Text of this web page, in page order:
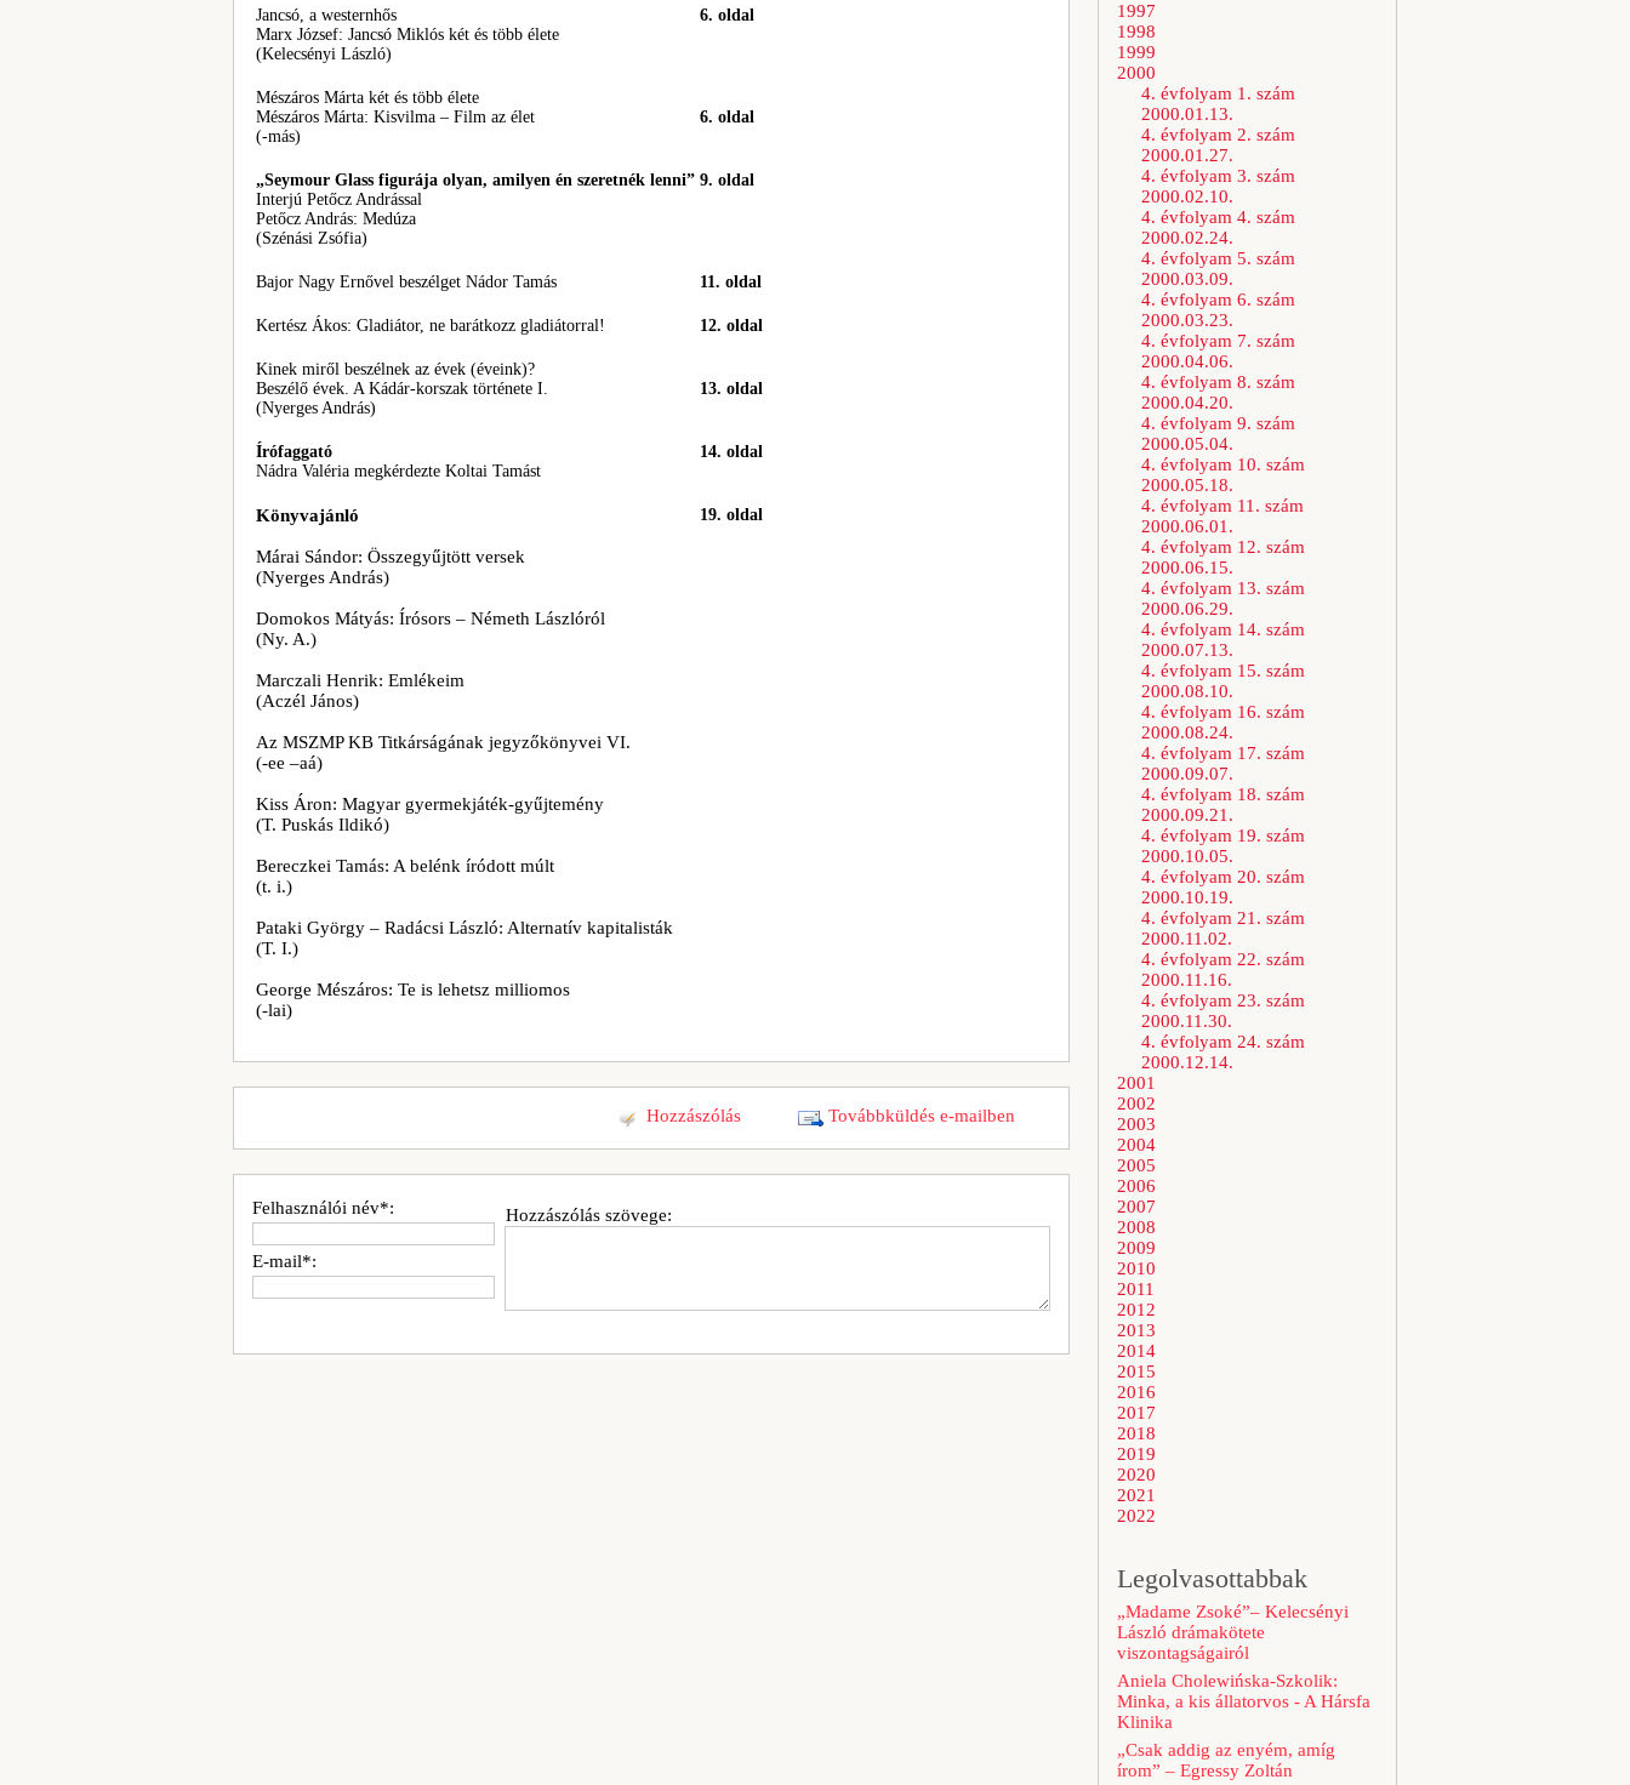
Jancsó, a westernhős
Marx József: Jancsó Miklós két és több élete
(Kelecsényi László)
6. oldal
Mészáros Márta két és több élete
Mészáros Márta: Kisvilma – Film az élet
(-más)
6. oldal
„Seymour Glass figurája olyan, amilyen én szeretnék lenni”
Interjú Petőcz Andrással
Petőcz András: Medúza
(Szénási Zsófia)
9. oldal
Bajor Nagy Ernővel beszélget Nádor Tamás 11. oldal
Kertész Ákos: Gladiátor, ne barátkozz gladiátorral! 12. oldal
Kinek miről beszélnek az évek (éveink)?
Beszélő évek. A Kádár-korszak története I.
(Nyerges András)
13. oldal
Írófaggató
Nádra Valéria megkérdezte Koltai Tamást
14. oldal
Könyvajánló
Márai Sándor: Összegyűjtött versek
(Nyerges András)
Domokos Mátyás: Írósors – Németh Lászlóról
(Ny. A.)
Marczali Henrik: Emlékeim
(Aczél János)
Az MSZMP KB Titkárságának jegyzőkönyvei VI.
(-ee –aá)
Kiss Áron: Magyar gyermekjáték-gyűjtemény
(T. Puskás Ildikó)
Bereczkei Tamás: A belénk íródott múlt
(t. i.)
Pataki György – Radácsi László: Alternatív kapitalisták
(T. I.)
George Mészáros: Te is lehetsz milliomos
(-lai)
19. oldal
Továbbküldés e-mailben
Hozzászólás
Hozzászólás szövege:
Felhasználói név*:
E-mail*:
1997
1998
1999
2000
4. évfolyam 1. szám
2000.01.13.
4. évfolyam 2. szám
2000.01.27.
4. évfolyam 3. szám
2000.02.10.
4. évfolyam 4. szám
2000.02.24.
4. évfolyam 5. szám
2000.03.09.
4. évfolyam 6. szám
2000.03.23.
4. évfolyam 7. szám
2000.04.06.
4. évfolyam 8. szám
2000.04.20.
4. évfolyam 9. szám
2000.05.04.
4. évfolyam 10. szám
2000.05.18.
4. évfolyam 11. szám
2000.06.01.
4. évfolyam 12. szám
2000.06.15.
4. évfolyam 13. szám
2000.06.29.
4. évfolyam 14. szám
2000.07.13.
4. évfolyam 15. szám
2000.08.10.
4. évfolyam 16. szám
2000.08.24.
4. évfolyam 17. szám
2000.09.07.
4. évfolyam 18. szám
2000.09.21.
4. évfolyam 19. szám
2000.10.05.
4. évfolyam 20. szám
2000.10.19.
4. évfolyam 21. szám
2000.11.02.
4. évfolyam 22. szám
2000.11.16.
4. évfolyam 23. szám
2000.11.30.
4. évfolyam 24. szám
2000.12.14.
2001
2002
2003
2004
2005
2006
2007
2008
2009
2010
2011
2012
2013
2014
2015
2016
2017
2018
2019
2020
2021
2022
Legolvasottabbak
„Madame Zsoké”– Kelecsényi
László drámakötete
viszontagságairól
Aniela Cholewińska-Szkolik:
Minka, a kis állatorvos - A Hársfa
Klinika
„Csak addig az enyém, amíg
írom” – Egressy Zoltán